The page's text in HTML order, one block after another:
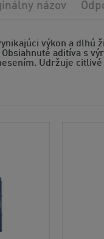
výkon a
aditíva s
Udržuje
názov